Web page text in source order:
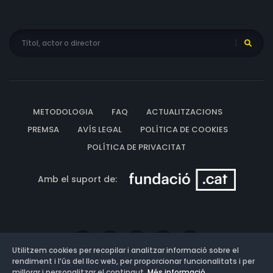
METODOLOGIA FAQ
ACTUALITZACIONS
PREMSA
AVÍS LEGAL
POLÍTICA DE COOKIES
POLÍTICA DE PRIVACITAT
Amb el suport de:
Utilitzem cookies per recopilar i analitzar informació sobre el
rendiment i l’ús del lloc web, per proporcionar funcionalitats i per